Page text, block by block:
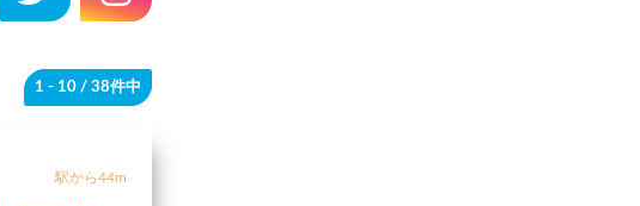
1 - 10 / 38件中
駅から44m